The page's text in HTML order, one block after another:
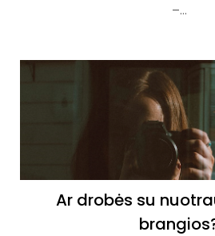
–…
Ar drobės su